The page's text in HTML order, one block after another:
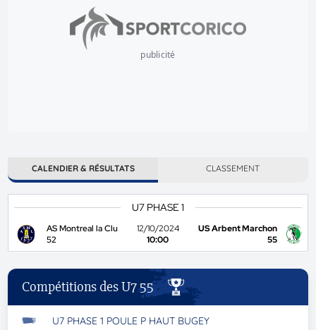
publicité
CALENDIER & RÉSULTATS CLASSEMENT
U7 PHASE 1
AS Montreal la Clu
52
12/10/2024
10:00
US Arbent Marchon
55
Compétitions des U7 55
U7 PHASE 1 POULE P HAUT BUGEY